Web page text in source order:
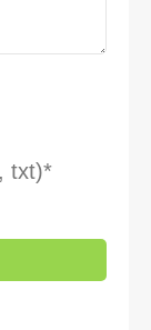
txt)*